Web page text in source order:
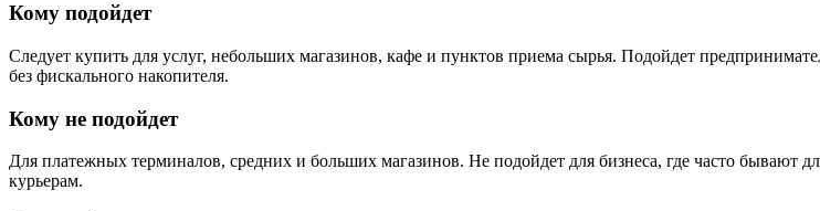
Кому подойдет
Следует купить для услуг, небольших магазинов, кафе и пунктов приема сырья. Подойдет
без фискального накопителя.
Кому не подойдет
Для платежных терминалов, средних и больших магазинов. Не подойдет для бизнеса, где часто бывают
курьерам.